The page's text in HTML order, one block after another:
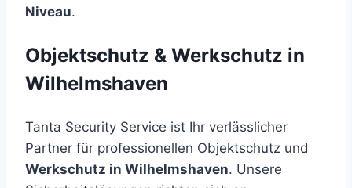
Niveau.
Objektschutz & Werkschutz in
Wilhelmshaven
Tanta Security Service ist Ihr verlässlicher
Partner für professionellen Objektschutz und
Werkschutz in Wilhelmshaven. Unsere